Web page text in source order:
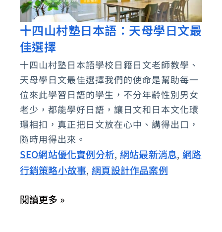
十四山村塾日本語：天母學日文最
佳選擇
十四山村塾日本語學校日籍日文老師教學、
天母學日文最佳選擇我們的使命是幫助每一
位來此學習日語的學生，不分年齡性別男女
老少，都能學好日語，讓日文和日本文化環
環相扣，真正把日文放在心中、講得出口，
隨時用得出來。
SEO網站優化實例分析, 網站最新消息, 網路
行銷策略小故事, 網頁設計作品案例
十
四
山
村
塾
日
本
語：
天
母
日
閱讀更多 »